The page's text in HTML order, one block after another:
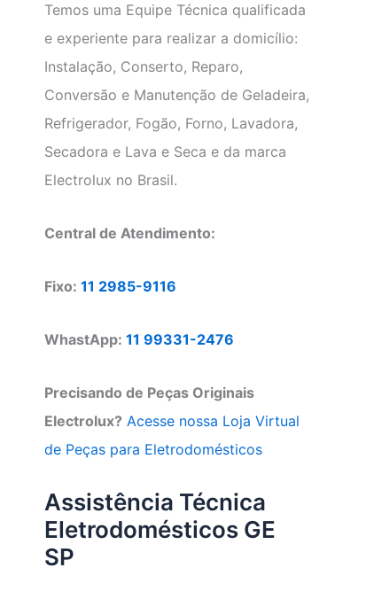
Temos uma Equipe Técnica qualificada
e experiente para realizar a domicílio:
Instalação, Conserto, Reparo,
Conversão e Manutenção de Geladeira,
Refrigerador, Fogão, Forno, Lavadora,
Secadora e Lava e Seca e da marca
Electrolux no Brasil.
Central de Atendimento:
Fixo: 11 2985-9116
WhastApp: 11 99331-2476
Precisando de Peças Originais
Electrolux? Acesse nossa Loja Virtual
de Peças para Eletrodomésticos
Assistência Técnica
Eletrodomésticos GE
SP